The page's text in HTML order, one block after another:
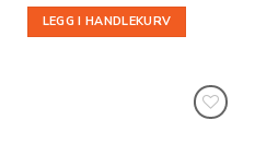
var:
kr 137.
er:
kr 112.
LEGG I HANDLEKURV